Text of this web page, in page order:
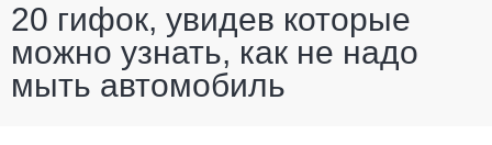
20 гифок, увидев которые
можно узнать, как не надо
мыть автомобиль